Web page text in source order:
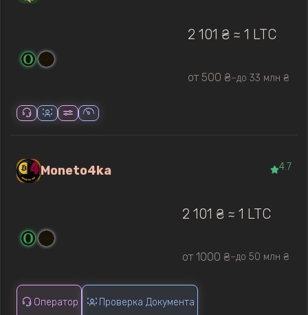
2 101 ₴ ≈ 1 LTC
от 500 ₴—до 33 млн ₴
Moneto4ka 4.7
2 101 ₴ ≈ 1 LTC
от 1000 ₴—до 50 млн ₴
Оператор Проверка Документа